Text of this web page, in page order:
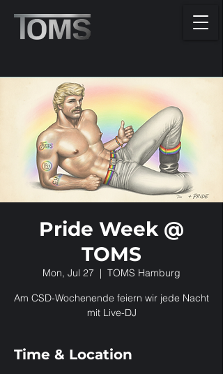
Pride Week @
TOMS
Mon, Jul 27
  |
TOMS Hamburg
Am CSD-Wochenende feiern wir jede Nacht
mit Live-DJ
Time & Location